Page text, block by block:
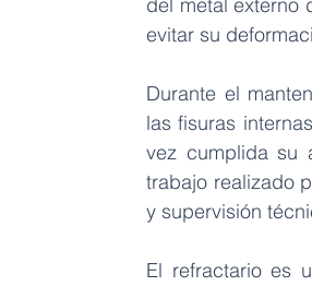
evitar su
Durante el
las fisuras
vez cumplida su
trabajo realizado
y supervisión
El refractario es